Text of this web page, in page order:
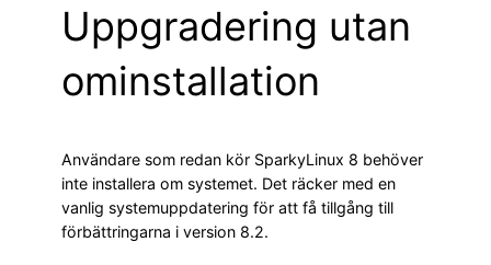
Uppgradering utan
ominstallation
Användare som redan kör SparkyLinux 8 behöver
inte installera om systemet. Det räcker med en
vanlig systemuppdatering för att få tillgång till
förbättringarna i version 8.2.